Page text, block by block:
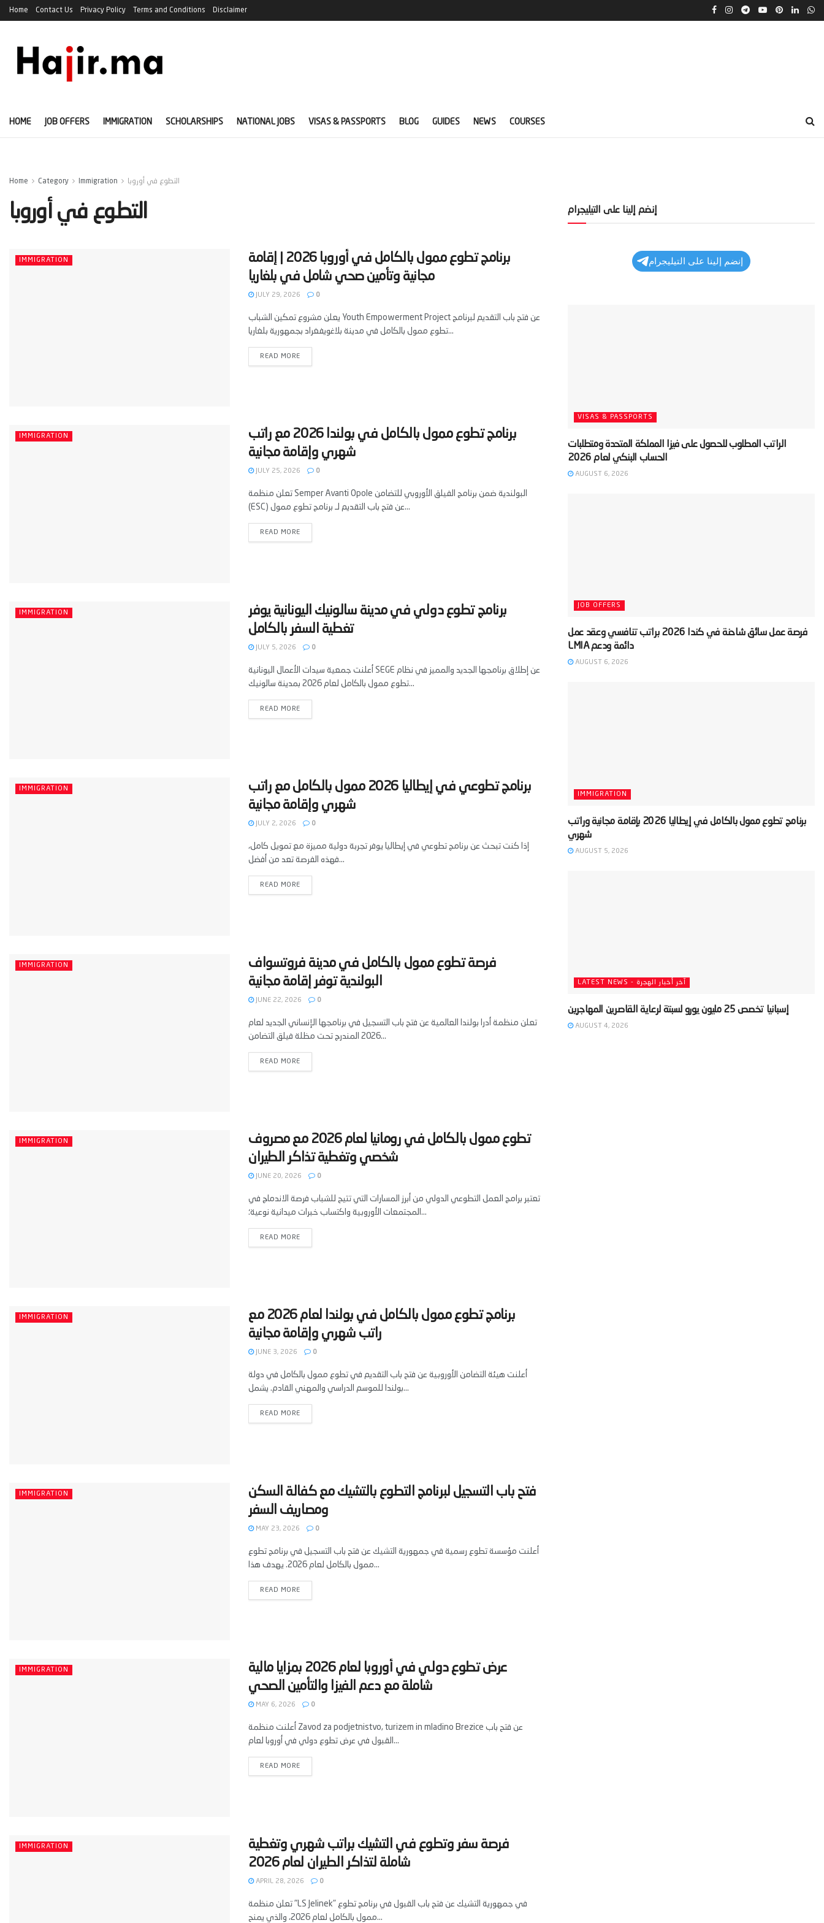
Home Contact Us Privacy Policy Terms and Conditions Disclaimer
HOME JOB OFFERS IMMIGRATION SCHOLARSHIPS NATIONAL JOBS VISAS & PASSPORTS BLOG GUIDES NEWS COURSES
Home Category Immigration التطوع في أوروبا
التطوع في أوروبا
IMMIGRATION
‫برنامج تطوع ممول بالكامل في أوروبا 2026 | إقامة
مجانية وتأمين صحي شامل في بلغاريا‬
JULY 29, 2026 0
يعلن مشروع تمكين الشباب Youth Empowerment Project عن فتح باب التقديم لبرنامج
تطوع ممول بالكامل في مدينة بلاغويفغراد بجمهورية بلغاريا...
READ MORE
IMMIGRATION
‫برنامج تطوع ممول بالكامل في بولندا 2026 مع راتب
JULY 25, 2026 0
تعلن منظمة Semper Avanti Opole البولندية ضمن برنامج الفيلق الأوروبي للتضامن
(ESC) عن فتح باب التقديم لـ برنامج تطوع ممول...
READ MORE
IMMIGRATION
‫برنامج تطوع دولي في مدينة سالونيك اليونانية يوفر
تغطية السفر بالكامل‬
JULY 5, 2026 0
أعلنت جمعية سيدات الأعمال اليونانية SEGE عن إطلاق برنامجها الجديد والمميز في نظام
تطوع ممول بالكامل لعام 2026 بمدينة سالونيك...
READ MORE
IMMIGRATION
‫برنامج تطوعي في إيطاليا 2026 ممول بالكامل مع راتب
JULY 2, 2026 0
إذا كنت تبحث عن برنامج تطوعي في إيطاليا يوفر تجربة دولية مميزة مع تمويل كامل،
فهذه الفرصة تعد من أفضل...
READ MORE
IMMIGRATION
‫فرصة تطوع ممول بالكامل في مدينة فروتسواف
JUNE 22, 2026 0
تعلن منظمة أدرا بولندا العالمية عن فتح باب التسجيل في برنامجها الإنساني الجديد لعام
2026 المندرج تحت مظلة فيلق التضامن...
READ MORE
IMMIGRATION
‫تطوع ممول بالكامل في رومانيا لعام 2026 مع مصروف
JUNE 20, 2026 0
تعتبر برامج العمل التطوعي الدولي من أبرز المسارات التي تتيح للشباب فرصة الاندماج في
المجتمعات الأوروبية واكتساب خبرات ميدانية نوعية؛...
READ MORE
IMMIGRATION
‫برنامج تطوع ممول بالكامل في بولندا لعام 2026 مع
JUNE 3, 2026 0
أعلنت هيئة التضامن الأوروبية عن فتح باب التقديم في تطوع ممول بالكامل في دولة
بولندا للموسم الدراسي والمهني القادم. يشمل...
READ MORE
IMMIGRATION
‫فتح باب التسجيل لبرنامج التطوع بالتشيك مع كفالة السكن
MAY 23, 2026 0
أعلنت مؤسسة تطوع رسمية في جمهورية التشيك عن فتح باب التسجيل في برنامج تطوع
ممول بالكامل لعام 2026. يهدف هذا...
READ MORE
IMMIGRATION
‫عرض تطوع دولي في أوروبا لعام 2026 بمزايا مالية
MAY 6, 2026 0
أعلنت منظمة Zavod za podjetnistvo, turizem in mladino Brezice عن فتح باب
القبول في عرض تطوع دولي في أوروبا لعام...
READ MORE
IMMIGRATION
‫فرصة سفر وتطوع في التشيك براتب شهري وتغطية
APRIL 28, 2026 0
تعلن منظمة "LS Jelinek" في جمهورية التشيك عن فتح باب القبول في برنامج تطوع
ممول بالكامل لعام 2026، والذي يمنح...
إنضم إلينا على التيليجرام
إنضم إلينا على التيليجرام
VISAS & PASSPORTS
‫الراتب المطلوب للحصول على فيزا المملكة المتحدة ومتطلبات
AUGUST 6, 2026
JOB OFFERS
‫فرصة عمل سائق شاحنة في كندا 2026 براتب تنافسي وعقد عمل
دائمة ودعم LMIA‬
AUGUST 6, 2026
IMMIGRATION
‫برنامج تطوع ممول بالكامل في إيطاليا 2026 بإقامة مجانية وراتب
شهري‬
AUGUST 5, 2026
LATEST NEWS - آخر أخبار الهجرة
AUGUST 4, 2026